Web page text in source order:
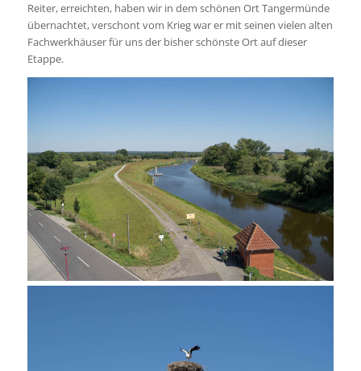
Reiter, erreichten, haben wir in dem schönen Ort Tangermünde
übernachtet, verschont vom Krieg war er mit seinen vielen alten
Fachwerkhäuser für uns der bisher schönste Ort auf dieser
Etappe.